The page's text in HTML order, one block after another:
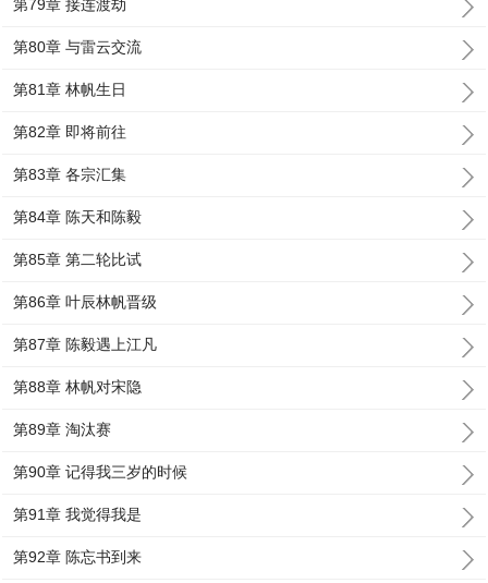
第79章 接连渡劫
第80章 与雷云交流
第81章 林帆生日
第82章 即将前往
第83章 各宗汇集
第84章 陈天和陈毅
第85章 第二轮比试
第86章 叶辰林帆晋级
第87章 陈毅遇上江凡
第88章 林帆对宋隐
第89章 淘汰赛
第90章 记得我三岁的时候
第91章 我觉得我是
第92章 陈忘书到来